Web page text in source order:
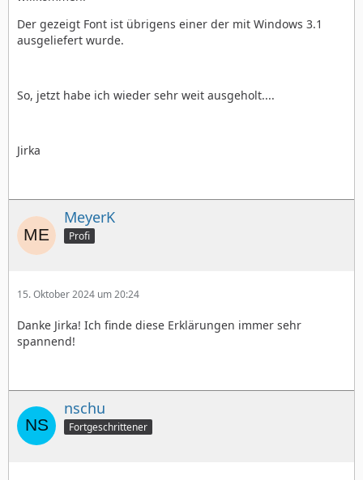
Der gezeigt Font ist übrigens einer der mit Windows 3.1
ausgeliefert wurde.
So, jetzt habe ich wieder sehr weit ausgeholt....
Jirka
MeyerK
Profi
15. Oktober 2024 um 20:24
Danke Jirka! Ich finde diese Erklärungen immer sehr
spannend!
nschu
Fortgeschrittener